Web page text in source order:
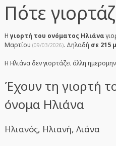
Πότε
Η γιορτή του ονόματος Ηλιάνα
Μαρτίου (09/03/2026). Δηλαδή σε 215
Η Ηλιάνα δεν γιορτάζει άλλη
Έχουν τη γιορτή
όνομα Ηλιάνα
Ηλιανός, Ηλιανή, Λιάνα